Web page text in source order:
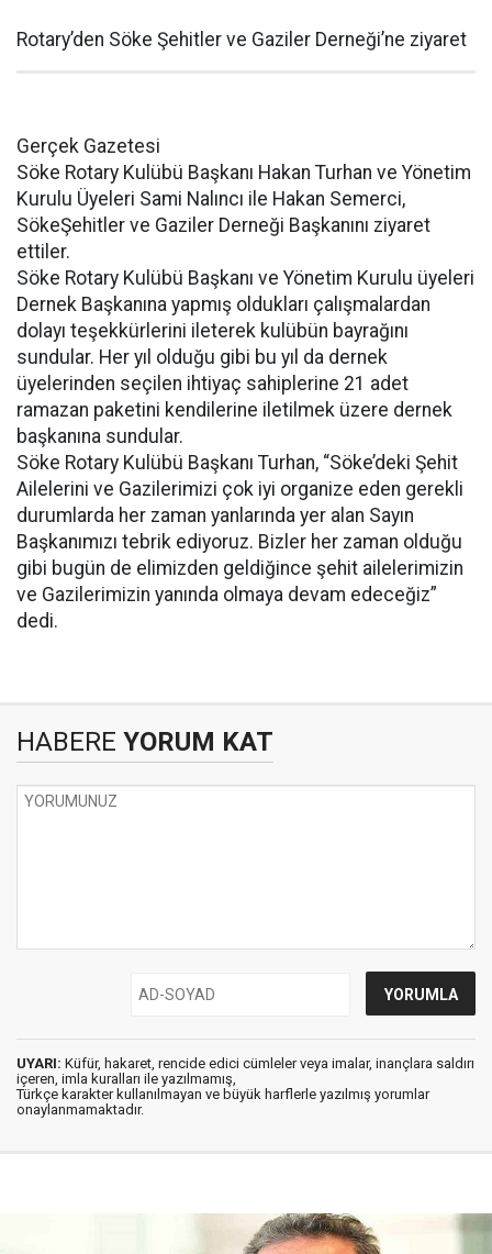
Rotary’den Söke Şehitler ve Gaziler Derneği’ne ziyaret
Gerçek Gazetesi
Söke Rotary Kulübü Başkanı Hakan Turhan ve Yönetim
Kurulu Üyeleri Sami Nalıncı ile Hakan Semerci,
SökeŞehitler ve Gaziler Derneği Başkanını ziyaret
ettiler.
Söke Rotary Kulübü Başkanı ve Yönetim Kurulu üyeleri
Dernek Başkanına yapmış oldukları çalışmalardan
dolayı teşekkürlerini ileterek kulübün bayrağını
sundular. Her yıl olduğu gibi bu yıl da dernek
üyelerinden seçilen ihtiyaç sahiplerine 21 adet
ramazan paketini kendilerine iletilmek üzere dernek
başkanına sundular.
Söke Rotary Kulübü Başkanı Turhan, “Söke’deki Şehit
Ailelerini ve Gazilerimizi çok iyi organize eden gerekli
durumlarda her zaman yanlarında yer alan Sayın
Başkanımızı tebrik ediyoruz. Bizler her zaman olduğu
gibi bugün de elimizden geldiğince şehit ailelerimizin
ve Gazilerimizin yanında olmaya devam edeceğiz”
dedi.
HABERE YORUM KAT
UYARI: Küfür, hakaret, rencide edici cümleler veya imalar, inançlara saldırı
içeren, imla kuralları ile yazılmamış,
Türkçe karakter kullanılmayan ve büyük harflerle yazılmış yorumlar
onaylanmamaktadır.